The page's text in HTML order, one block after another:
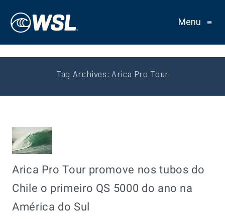
Menu ≡
Tag Archives: Arica Pro Tour
Arica Pro Tour promove nos tubos do
Chile o primeiro QS 5000 do ano na
América do Sul